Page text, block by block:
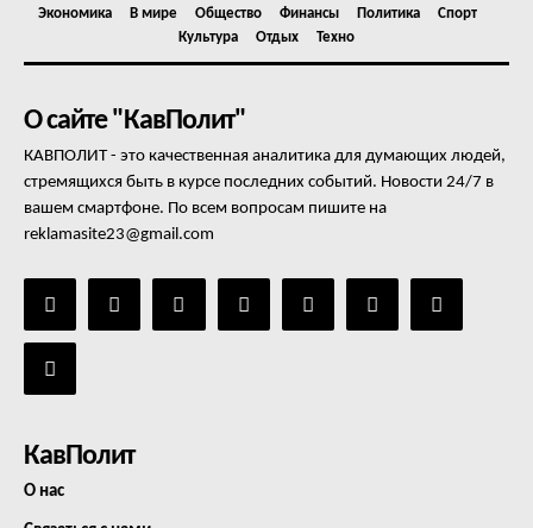
Экономика В мире Общество Финансы Политика
Спорт
Культура
Отдых Техно
О сайте "КавПолит"
КАВПОЛИТ - это качественная аналитика для думающих людей,
стремящихся быть в курсе последних событий. Новости 24/7 в
вашем смартфоне. По всем вопросам пишите на
reklamasite23@gmail.com
КавПолит
О нас